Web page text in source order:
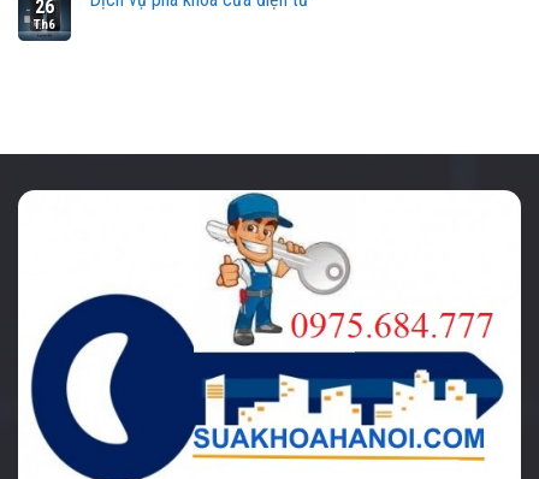
26
Th6